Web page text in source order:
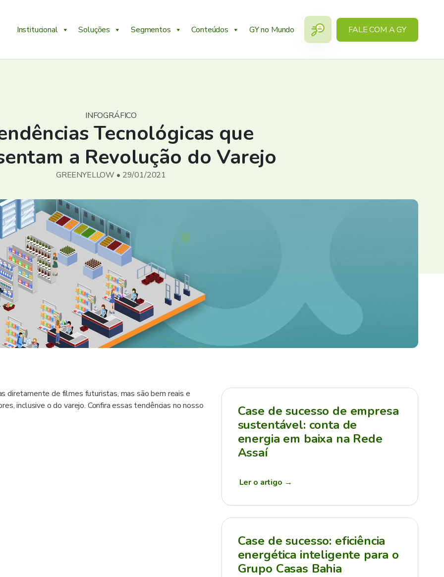
Institucional Soluções Segmentos Conteúdos GY no Mundo FALE COM A GY
INFOGRÁFICO
Tecnológicas que
a Revolução do Varejo
GREENYELLOW • 29/01/2021
diretamente de filmes futuristas, mas são bem reais e
inclusive o do varejo. Confira essas tendências no nosso
Case de sucesso de empresa
sustentável: conta de
energia em baixa na Rede
Assaí
Ler o artigo →
Case de sucesso: eficiência
energética inteligente para o
Grupo Casas Bahia